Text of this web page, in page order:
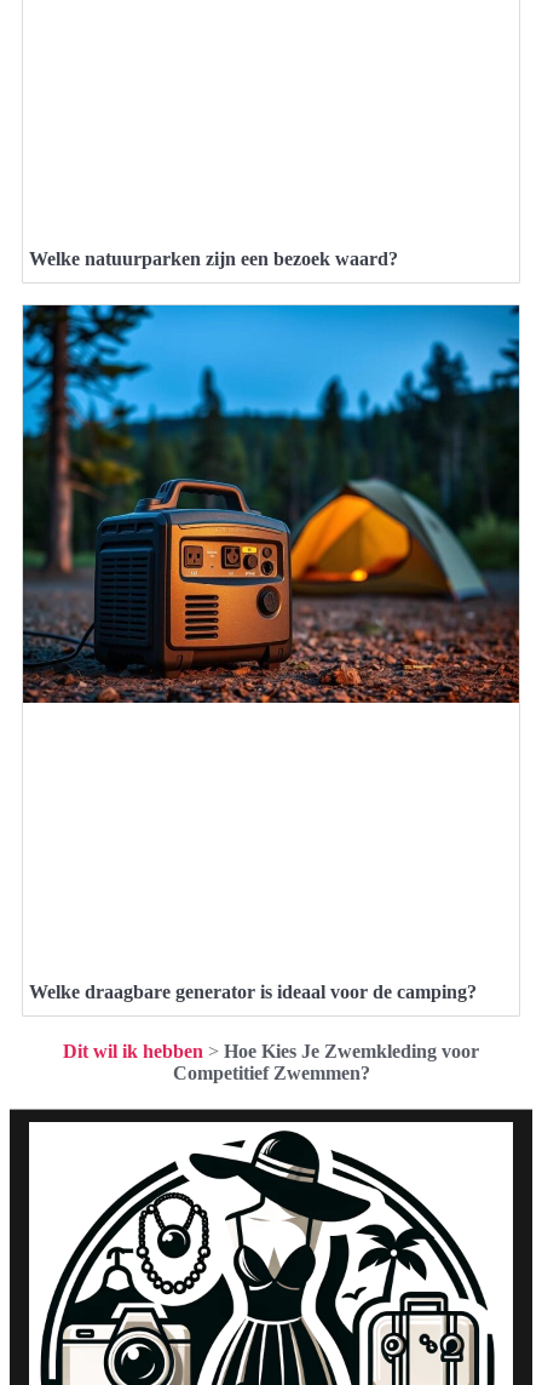
Welke natuurparken zijn een bezoek waard?
Welke draagbare generator is ideaal voor de camping?
Dit wil ik hebben > Hoe Kies Je Zwemkleding voor
Competitief Zwemmen?